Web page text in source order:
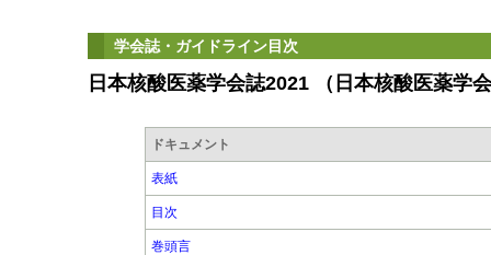
学会誌・ガイドライン目次
日本核酸医薬学会誌2021 （日本核酸医薬学
ドキュメント
表紙
目次
巻頭言